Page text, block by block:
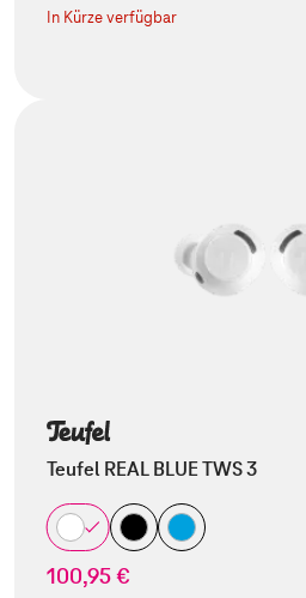
In Kürze verfügbar
Teufel REAL BLUE TWS 3
100,95 €